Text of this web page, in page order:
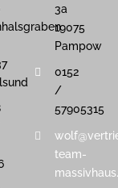
3a
19075
Pampow
0152
/
57905315
team-